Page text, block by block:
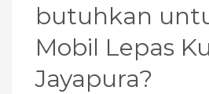
butuhkan
Mobil Lepas
Jayapura?